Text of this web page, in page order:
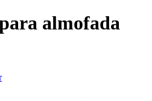
almofada